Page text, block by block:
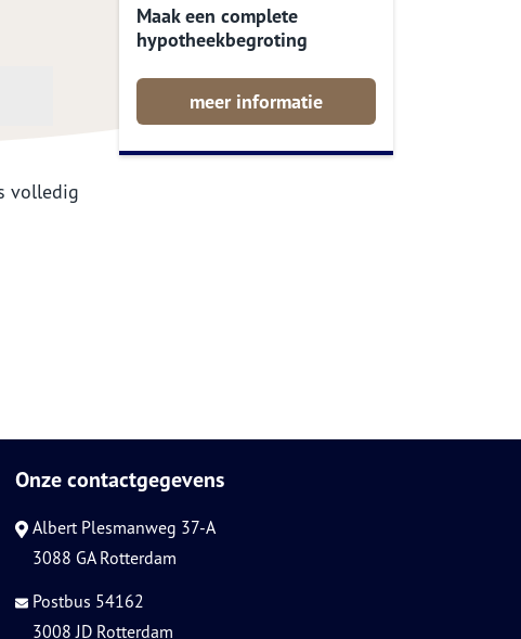
volledig
Maak een complete
hypotheekbegroting
meer informatie
Onze contactgegevens
Albert Plesmanweg 37-A
3088 GA Rotterdam
Postbus 54162
3008 JD Rotterdam